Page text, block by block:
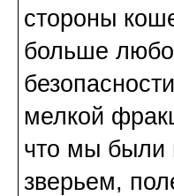
стороны
больше
мелкой
что мы были
зверьем,